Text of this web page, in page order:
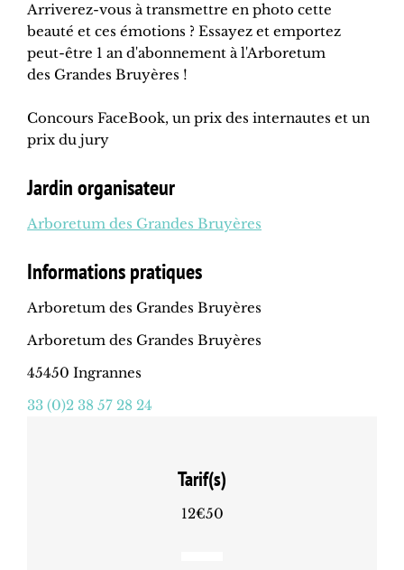
Arriverez-vous à transmettre en photo cette
beauté et ces émotions ? Essayez et emportez
peut-être 1 an d'abonnement à l'Arboretum
des Grandes Bruyères !
Concours FaceBook, un prix des internautes et un
prix du jury
Jardin organisateur
Arboretum des Grandes Bruyères
Informations pratiques
Arboretum des Grandes Bruyères
Arboretum des Grandes Bruyères
45450 Ingrannes
33 (0)2 38 57 28 24
Tarif(s)
12€50